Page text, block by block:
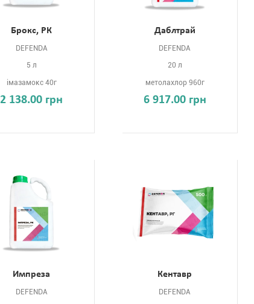
Брокс, РК
DEFENDA
5 л
імазамокс 40г
2 138.00 грн
Даблтрай
DEFENDA
20 л
метолахлор 960г
6 917.00 грн
Импреза
DEFENDA
Кентавр
DEFENDA